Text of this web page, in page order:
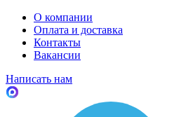
О компании
Оплата и доставка
Контакты
Вакансии
Написать нам